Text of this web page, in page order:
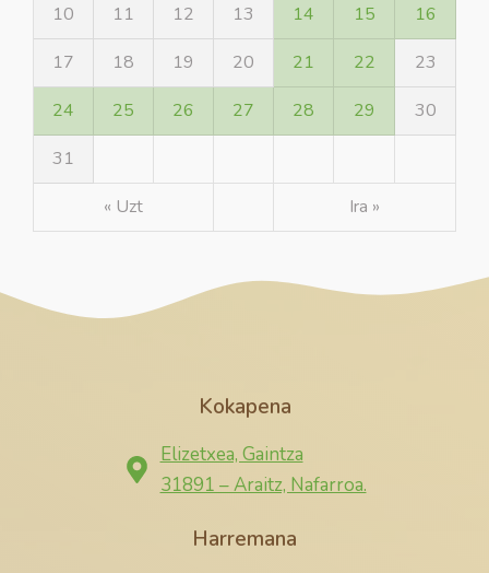
10
11 12 13 14 15
16
17
18 19 20 21 22
23
24
25 26 27 28 29
30
31
« Uzt
Ira »
Kokapena
Elizetxea, Gaintza
31891 – Araitz, Nafarroa.
Harremana